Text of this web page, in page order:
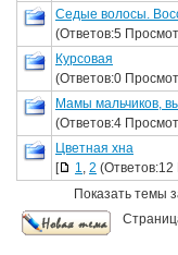
Седые волосы.
(Ответов:5
Курсовая
(Ответов:0
Мамы мальчиков,
(Ответов:4
Цветная хна
[
1, 2
Показать темы